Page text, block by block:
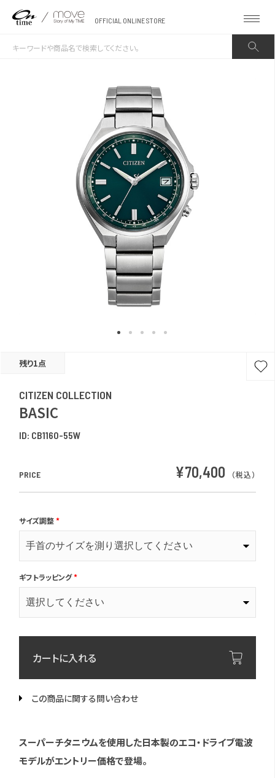
OFFICIAL ONLINE STORE
残り1点
CITIZEN COLLECTION
BASIC
ID: CB1160-55W
PRICE ¥70,400 （税込）
サイズ調整*
ギフトラッピング*
カートに入れる
この商品に関する問い合わせ
スーパーチタニウムを使用した日本製のエコ・ドライブ電波
モデルがエントリー価格で登場。